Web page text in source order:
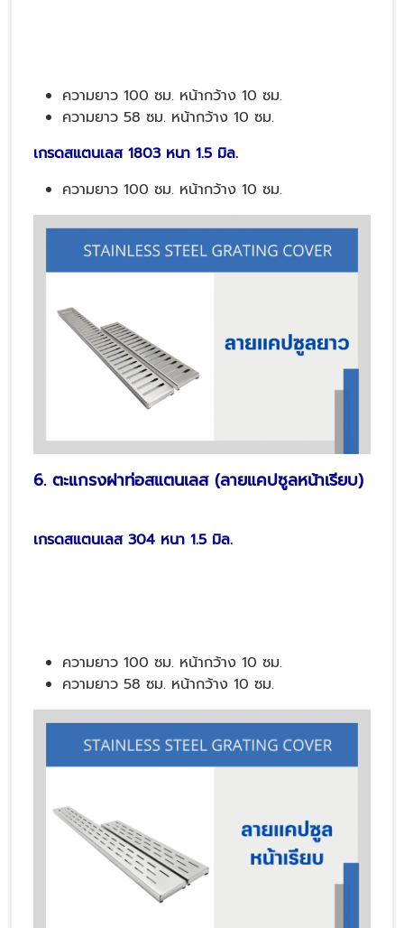
ความยาว 100 ซม. หน้ากว้าง 10 ซม.
ความยาว 58 ซม. หน้ากว้าง 10 ซม.
เกรดสแตนเลส 1803 หนา 1.5 มิล.
ความยาว 100 ซม. หน้ากว้าง 10 ซม.
6. ตะแกรงฝาท่อสแตนเลส (ลายแคปซูลหน้าเรียบ)
เกรดสแตนเลส 304 หนา 1.5 มิล.
ความยาว 100 ซม. หน้ากว้าง 10 ซม.
ความยาว 58 ซม. หน้ากว้าง 10 ซม.